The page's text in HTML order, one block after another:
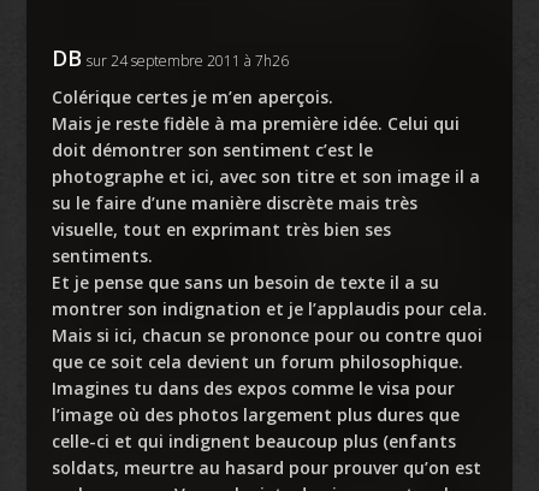
DB sur 24 septembre 2011 à 7h26
Colérique certes je m’en aperçois.
Mais je reste fidèle à ma première idée. Celui qui
doit démontrer son sentiment c’est le
photographe et ici, avec son titre et son image il a
su le faire d’une manière discrète mais très
visuelle, tout en exprimant très bien ses
sentiments.
Et je pense que sans un besoin de texte il a su
montrer son indignation et je l’applaudis pour cela.
Mais si ici, chacun se prononce pour ou contre quoi
que ce soit cela devient un forum philosophique.
Imagines tu dans des expos comme le visa pour
l’image où des photos largement plus dures que
celle-ci et qui indignent beaucoup plus (enfants
soldats, meurtre au hasard pour prouver qu’on est